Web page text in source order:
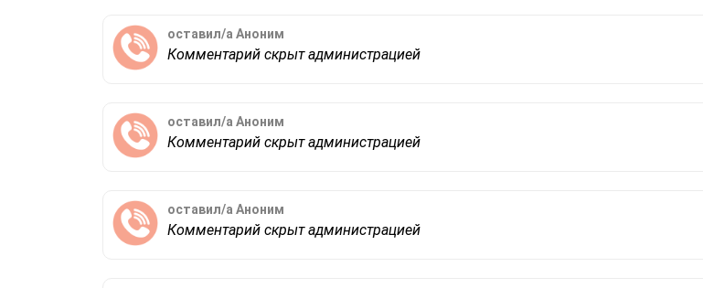
оставил/а Аноним
Комментарий скрыт администрацией
оставил/а Аноним
Комментарий скрыт администрацией
оставил/а Аноним
Комментарий скрыт администрацией